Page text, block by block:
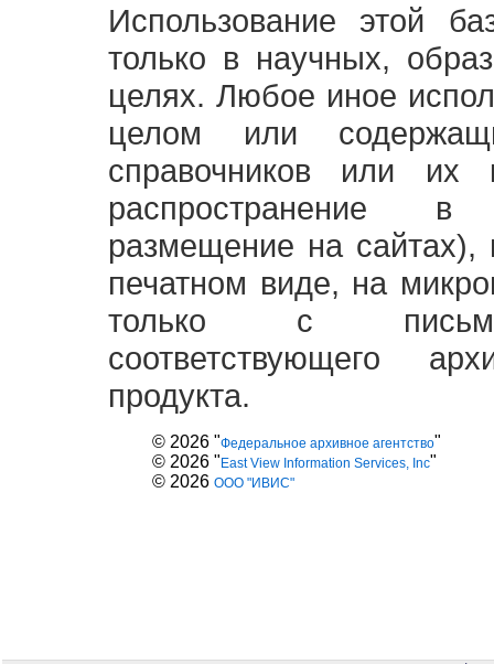
Использование этой
только в научных,
целях. Любое иное
целом или
справочников или их
распространение
размещение на
печатном виде, на
только с
соответствующего
продукта.
© 2026 "Федеральное архивное агентство"
© 2026 " East View Information Services, Inc"
© 2026 ООО "ИВИС"